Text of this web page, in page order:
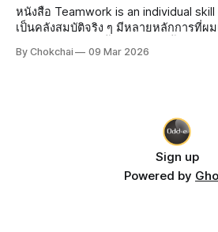
หนังสือ Teamwork is an individual
เป็นคลังสมบัติจริง ๆ มีหลายหลักการที่ผ
ตามหาทีมในฝัน ไม่ว่าเพื่อนร่วมทีมจะเป็น
By Chokchai 09 Mar 2026
Sign up
Powered by